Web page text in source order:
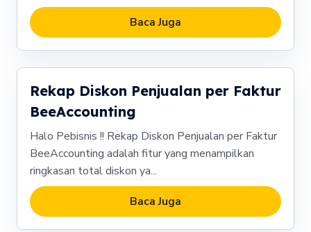
Baca Juga
Rekap Diskon Penjualan per Faktur
BeeAccounting
Halo Pebisnis !! Rekap Diskon Penjualan per Faktur
BeeAccounting adalah fitur yang menampilkan
ringkasan total diskon ya...
Baca Juga